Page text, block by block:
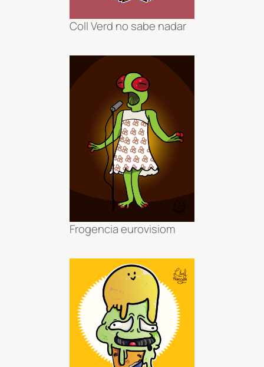
Coll Verd no sabe nadar
Frogencia eurovisiom